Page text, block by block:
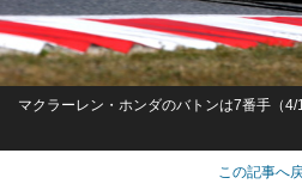
マクラーレン・ホンダのバトンは7番手（4/
この記事へ